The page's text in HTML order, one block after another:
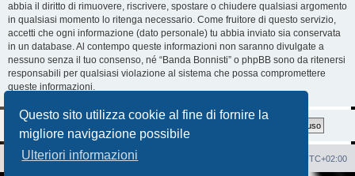
Questo sito utilizza cookie al fine di fornire la
migliore navigazione possibile
Ulteriori informazioni
abbia il diritto di rimuovere, riscrivere, spostare o chiudere qualsiasi argomento
in qualsiasi momento lo ritenga necessario. Come fruitore di questo servizio,
accetti che ogni informazione (dato personale) tu abbia inviato sia conservata
in un database. Al contempo queste informazioni non saranno divulgate a
nessuno senza il tuo consenso, né “Banda Bonnisti” o phpBB sono da ritenersi
responsabili per qualsiasi violazione al sistema che possa compromettere
queste informazioni.
Sito Web Forum UTC+02:00